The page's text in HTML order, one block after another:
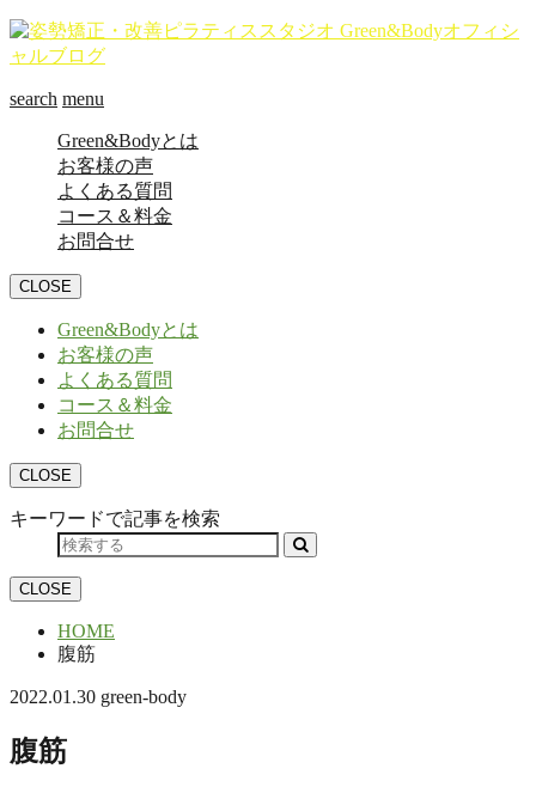
search menu
Green&Bodyとは
お客様の声
よくある質問
コース＆料金
お問合せ
CLOSE
Green&Bodyとは
お客様の声
よくある質問
コース＆料金
お問合せ
CLOSE
キーワードで記事を検索
CLOSE
HOME
腹筋
2022.01.30 green-body
腹筋